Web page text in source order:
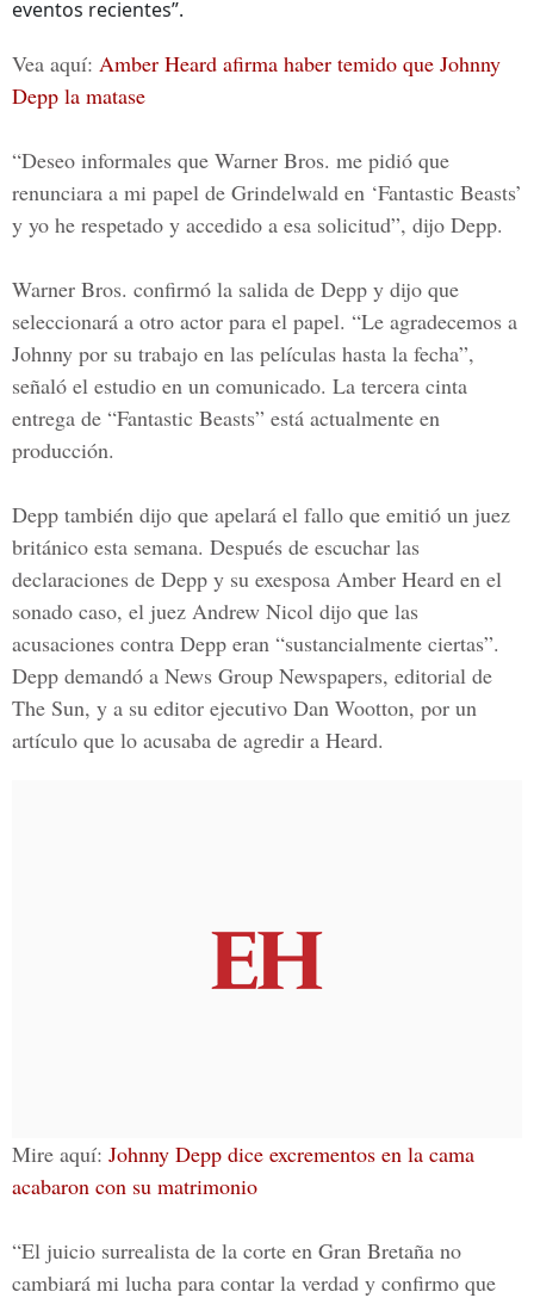
eventos recientes”.
Vea aquí: Amber Heard afirma haber temido que Johnny
Depp la matase
“Deseo informales que Warner Bros. me pidió que
renunciara a mi papel de Grindelwald en ‘Fantastic Beasts’
y yo he respetado y accedido a esa solicitud”, dijo Depp.
Warner Bros. confirmó la salida de Depp y dijo que
seleccionará a otro actor para el papel. “Le agradecemos a
Johnny por su trabajo en las películas hasta la fecha”,
señaló el estudio en un comunicado. La tercera cinta
entrega de “Fantastic Beasts” está actualmente en
producción.
Depp también dijo que apelará el fallo que emitió un juez
británico esta semana. Después de escuchar las
declaraciones de Depp y su exesposa Amber Heard en el
sonado caso, el juez Andrew Nicol dijo que las
acusaciones contra Depp eran “sustancialmente ciertas”.
Depp demandó a News Group Newspapers, editorial de
The Sun, y a su editor ejecutivo Dan Wootton, por un
artículo que lo acusaba de agredir a Heard.
Mire aquí: Johnny Depp dice excrementos en la cama
acabaron con su matrimonio
“El juicio surrealista de la corte en Gran Bretaña no
cambiará mi lucha para contar la verdad y confirmo que